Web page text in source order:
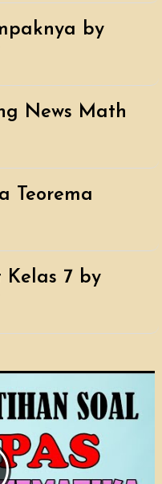
by
News Math
Teorema
Kelas 7 by